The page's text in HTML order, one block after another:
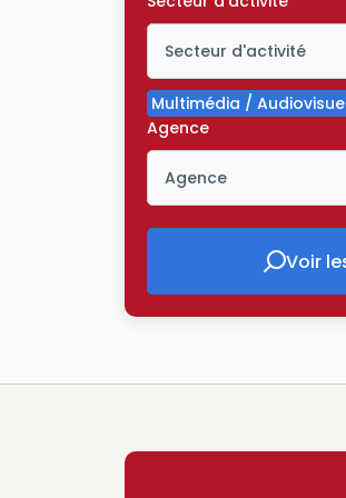
Secteur d'activité
Icône ouvrir la liste
Multimédia /
Agence
Agence
Icône ouvrir la liste
Voir